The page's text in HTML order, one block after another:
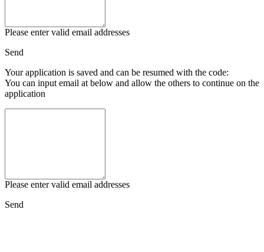
Please enter valid email addresses
Send
Your application is saved and can be resumed with the code:
You can input email at below and allow the others to continue on the
application
Please enter valid email addresses
Send